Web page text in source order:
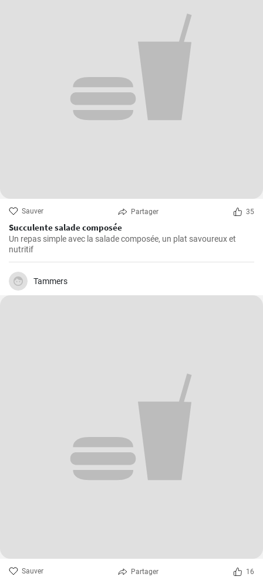
Sauver Partager 35
Succulente salade composée
Un repas simple avec la salade composée, un plat savoureux et
nutritif
Tammers
Sauver Partager 16